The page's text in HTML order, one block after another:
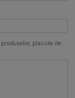
placute de